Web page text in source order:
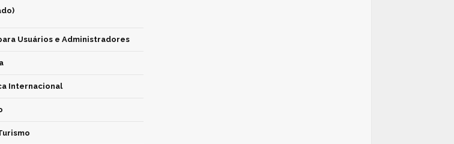
Usuários e Administradores
Internacional